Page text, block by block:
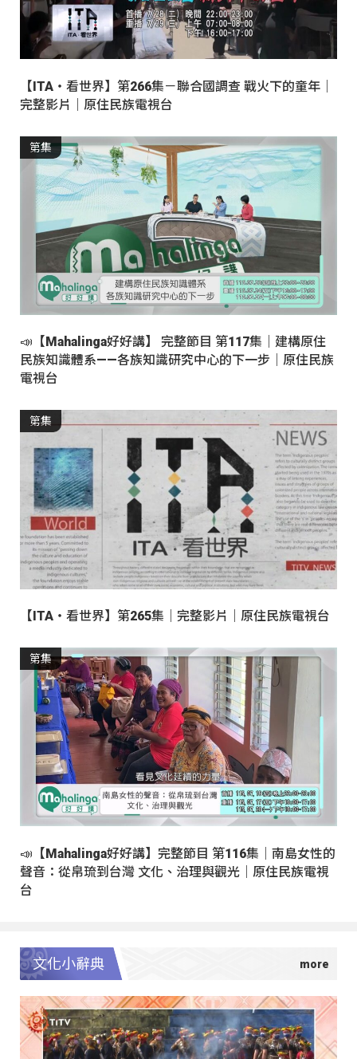
【ITA・看世界】第266集－聯合國調查 戰火下的童年｜
完整影片｜原住民族電視台
第集
📣【Mahalinga好好講】 完整節目 第117集｜建構原住
民族知識體系——各族知識研究中心的下一步｜原住民族
電視台
第集
【ITA・看世界】第265集｜完整影片｜原住民族電視台
第集
📣【Mahalinga好好講】完整節目 第116集｜南島女性的
聲音：從帛琉到台灣 文化、治理與觀光｜原住民族電視
台
文化小辭典